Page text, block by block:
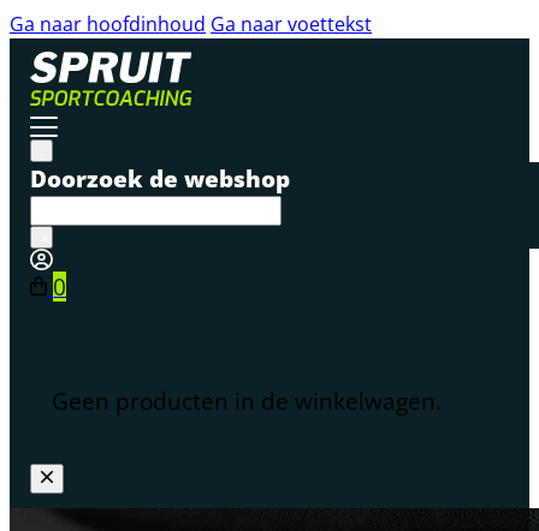
Ga naar hoofdinhoud Ga naar voettekst
Doorzoek de webshop
0
Geen producten in de winkelwagen.